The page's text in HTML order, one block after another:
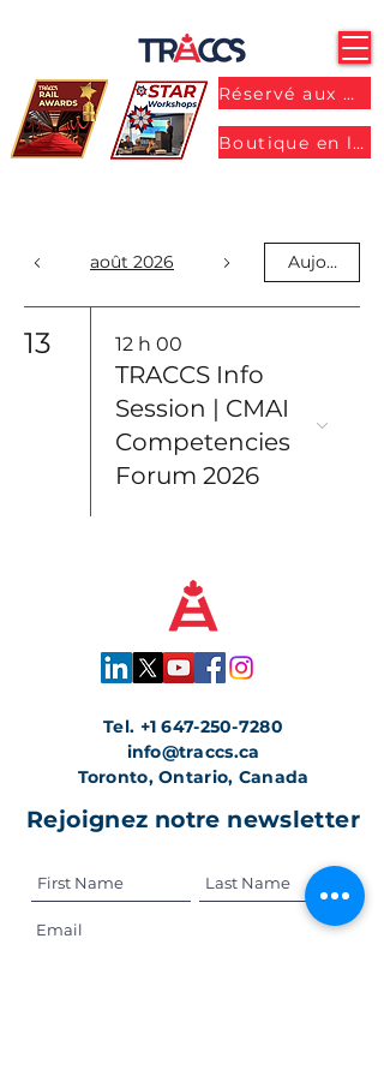
Réservé aux membres
Boutique en ligne
août 2026 Aujourd'hui
13 12 h 00
TRACCS Info
Session | CMAI
Competencies
Forum 2026
Tel. +1 647-250-7280
info@traccs.ca
Toronto, Ontario, Canada
Rejoignez notre newsletter